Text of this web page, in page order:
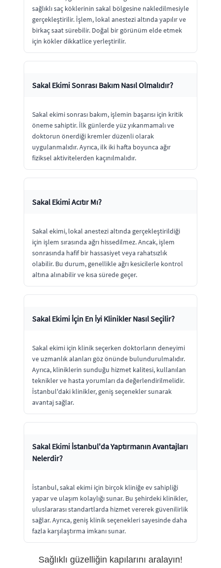
sağlıklı saç köklerinin sakal bölgesine nakledilmesiyle
gerçekleştirilir. İşlem, lokal anestezi altında yapılır ve
birkaç saat sürebilir. Doğal bir görünüm elde etmek
için kökler dikkatlice yerleştirilir.
Sakal Ekimi Sonrası Bakım Nasıl Olmalıdır?
Sakal ekimi sonrası bakım, işlemin başarısı için kritik
öneme sahiptir. İlk günlerde yüz yıkanmamalı ve
doktorun önerdiği kremler düzenli olarak
uygulanmalıdır. Ayrıca, ilk iki hafta boyunca ağır
fiziksel aktivitelerden kaçınılmalıdır.
Sakal Ekimi Acıtır Mı?
Sakal ekimi, lokal anestezi altında gerçekleştirildiği
için işlem sırasında ağrı hissedilmez. Ancak, işlem
sonrasında hafif bir hassasiyet veya rahatsızlık
olabilir. Bu durum, genellikle ağrı kesicilerle kontrol
altına alınabilir ve kısa sürede geçer.
Sakal Ekimi İçin En İyi Klinikler Nasıl Seçilir?
Sakal ekimi için klinik seçerken doktorların deneyimi
ve uzmanlık alanları göz önünde bulundurulmalıdır.
Ayrıca, kliniklerin sunduğu hizmet kalitesi, kullanılan
teknikler ve hasta yorumları da değerlendirilmelidir.
İstanbul'daki klinikler, geniş seçenekler sunarak
avantaj sağlar.
Sakal Ekimi İstanbul'da Yaptırmanın Avantajları
Nelerdir?
İstanbul, sakal ekimi için birçok kliniğe ev sahipliği
yapar ve ulaşım kolaylığı sunar. Bu şehirdeki klinikler,
uluslararası standartlarda hizmet vererek güvenilirlik
sağlar. Ayrıca, geniş klinik seçenekleri sayesinde daha
fazla karşılaştırma imkanı sunar.
Sağlıklı güzelliğin kapılarını aralayın!